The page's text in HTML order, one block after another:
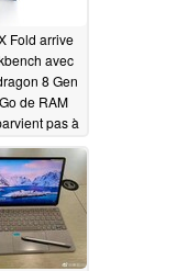
Fold arrive
avec
8 Gen
de RAM
pas à
décents
2022